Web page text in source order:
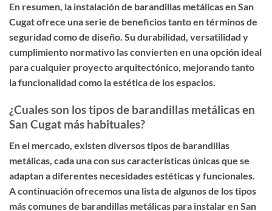
En resumen, la instalación de barandillas metálicas en San
Cugat ofrece una serie de beneficios tanto en términos de
seguridad como de diseño. Su durabilidad, versatilidad y
cumplimiento normativo las convierten en una opción ideal
para cualquier proyecto arquitectónico, mejorando tanto
la funcionalidad como la estética de los espacios.
¿Cuales son los tipos de barandillas metálicas en
San Cugat más habituales?
En el mercado, existen diversos tipos de barandillas
metálicas, cada una con sus características únicas que se
adaptan a diferentes necesidades estéticas y funcionales.
A continuación ofrecemos una lista de algunos de los tipos
más comunes de barandillas metálicas para instalar en San